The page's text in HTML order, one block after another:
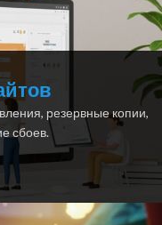
резервные копии,
сбоев.